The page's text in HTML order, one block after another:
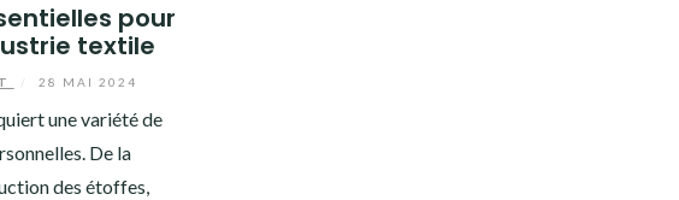
pour
textile
28 MAI 2024
une variété de
De la
des étoffes,